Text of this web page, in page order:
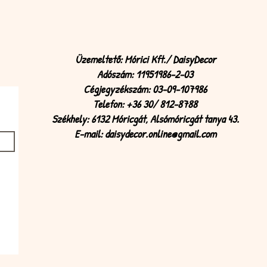
Üzemeltető: Mórici Kft./ DaisyDecor
Adószám: 11951986-2-03
Cégjegyzékszám: 03-09-107986
Telefon: +36 30/ 812-8788
Székhely: 6132 Móricgát, Alsómóricgát tanya 43.
E-mail:daisydecor.online@gmail.com